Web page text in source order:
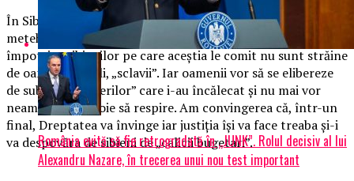
În Sibiu încep să se dezvăluie „balaurii” și capetele lor…
metehnele lor, ilegalitățile și, până la urmă, crimele
împotriva sibienilor pe care aceștia le comit nu sunt străine
de oamenii simpli, „sclavii”. Iar oamenii vor să se elibereze
de sub jugul „boierilor” care i-au încălecat și nu mai vor
neam să le dea voie să respire. Am convingerea că, într-un
final, Dreptatea va învinge iar justiția își va face treaba și-i
va despovăra de sibieni de „calicii bugetari”.
România evită să fie retrogradată în „JUNK”. Rolul decisiv al lui
Alexandru Nazare, în trecerea unui nou test important